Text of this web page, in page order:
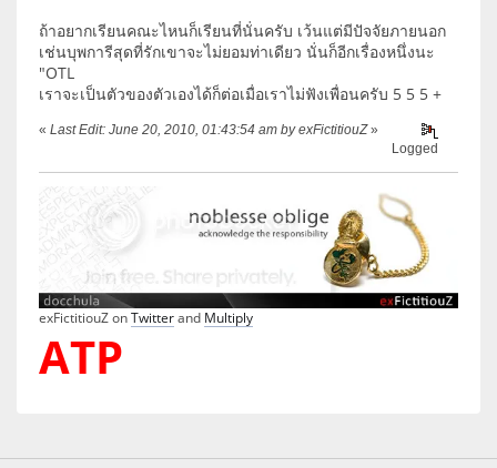
ถ้าอยากเรียนคณะไหนก็เรียนที่นั่นครับ เว้นแต่มีปัจจัยภายนอก
เช่นบุพการีสุดที่รักเขาจะไม่ยอมท่าเดียว นั่นก็อีกเรื่องหนึ่งนะ
"OTL
เราจะเป็นตัวของตัวเองได้ก็ต่อเมื่อเราไม่ฟังเพื่อนครับ 5 5 5 +
« Last Edit: June 20, 2010, 01:43:54 am by exFictitiouZ»
Logged
exFictitiouZ onTwitterand Multiply
ATP